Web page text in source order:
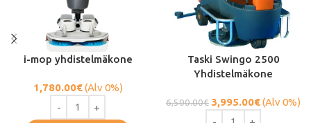
i-mop yhdistelmäkone
1,780.00€(Alv 0%)
Taski Swingo 2500
Yhdistelmäkone
6,500.00€ 3,995.00€(Alv 0%)